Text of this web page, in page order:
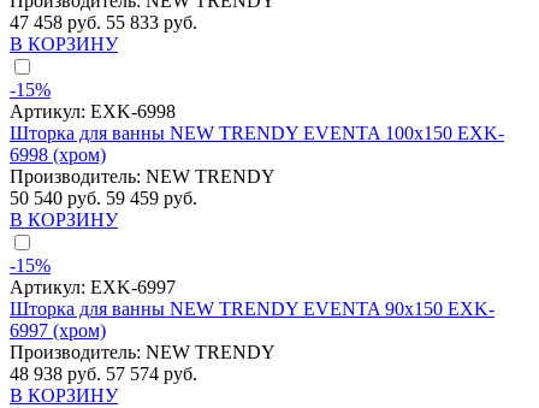
47 458 руб. 55 833 руб.
В КОРЗИНУ
-15%
Артикул: EXK-6998
Шторка для ванны NEW TRENDY EVENTA 100x150 EXK-
6998 (хром)
Производитель: NEW TRENDY
50 540 руб. 59 459 руб.
В КОРЗИНУ
-15%
Артикул: EXK-6997
Шторка для ванны NEW TRENDY EVENTA 90x150 EXK-
6997 (хром)
Производитель: NEW TRENDY
48 938 руб. 57 574 руб.
В КОРЗИНУ